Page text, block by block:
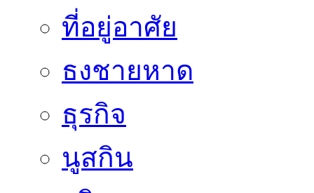
ที่อยู่อาศัย
ธงชายหาด
ธุรกิจ
นูสกิน